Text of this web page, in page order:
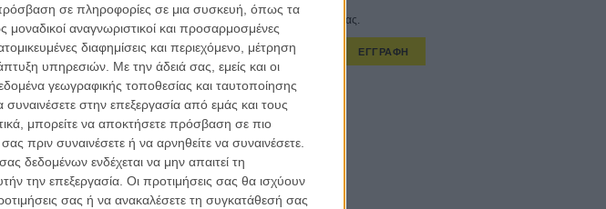
σε πληροφορίες σε μια συσκευή, όπως τα
αναγνωριστικοί και προσαρμοσμένες
διαφημίσεις και περιεχόμενο, μέτρηση
υπηρεσιών. Με την άδειά σας, εμείς και οι
γεωγραφικής τοποθεσίας και ταυτοποίησης
στην επεξεργασία από εμάς και τους
μπορείτε να αποκτήσετε πρόσβαση σε πιο
πριν συναινέσετε ή να αρνηθείτε να συναινέσετε.
δεδομένων ενδέχεται να μην απαιτεί τη
την επεξεργασία. Οι προτιμήσεις σας θα ισχύουν
σας ή να ανακαλέσετε τη συγκατάθεσή σας
Εγγράψου στο εβδομαδιαίο newsletter μας.
ΕΓΓΡΑΦΗ
Θέλω να λαμβάνω τα newsletter σας.